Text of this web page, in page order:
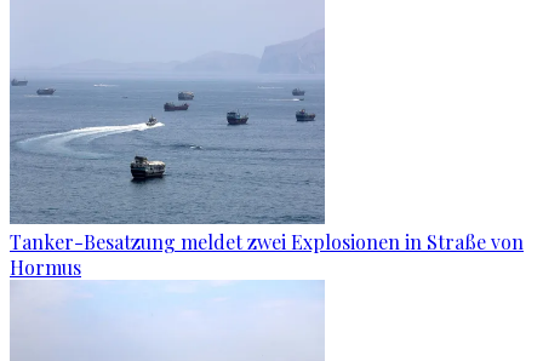
Tanker-Besatzung meldet zwei Explosionen in Straße von
Hormus